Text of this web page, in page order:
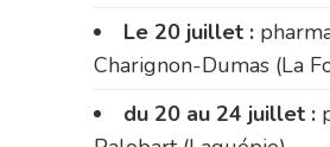
Le 20 juillet :
Charignon-Dumas (La
du 20 au 24 juillet :